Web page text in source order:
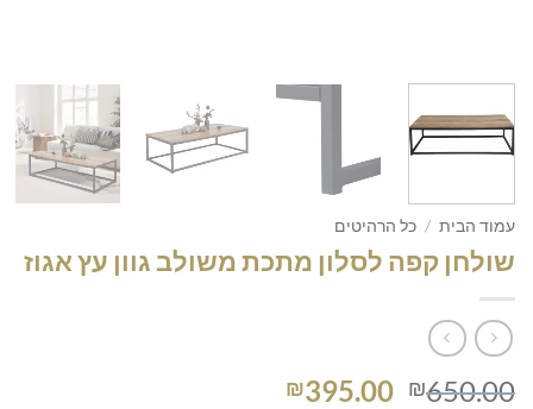
עמוד הבית / כל הרהיטים
שולחן קפה לסלון מתכת משולב גוון עץ אגוז
₪650.00
המחיר ₪395.00